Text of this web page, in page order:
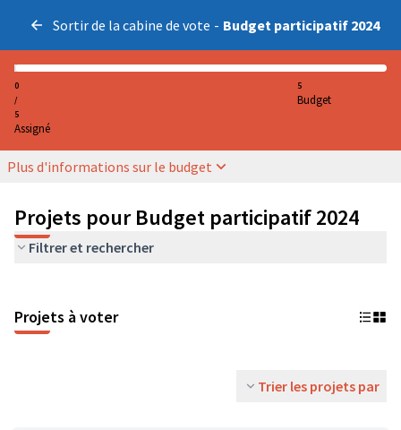
Sortir de la cabine de vote - Budget participatif 2024
0
/
5
Assigné
5
Budget
Plus d'informations sur le budget
Projets pour Budget participatif 2024
Filtrer et rechercher
Projets à voter
Trier les projets par